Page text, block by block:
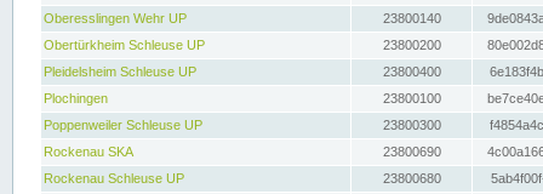
Oberesslingen Wehr UP
23800140
Obertürkheim Schleuse UP
23800200
Pleidelsheim Schleuse UP
23800400
Plochingen
23800100
Poppenweiler Schleuse UP
23800300
Rockenau SKA
23800690
Rockenau Schleuse UP
23800680